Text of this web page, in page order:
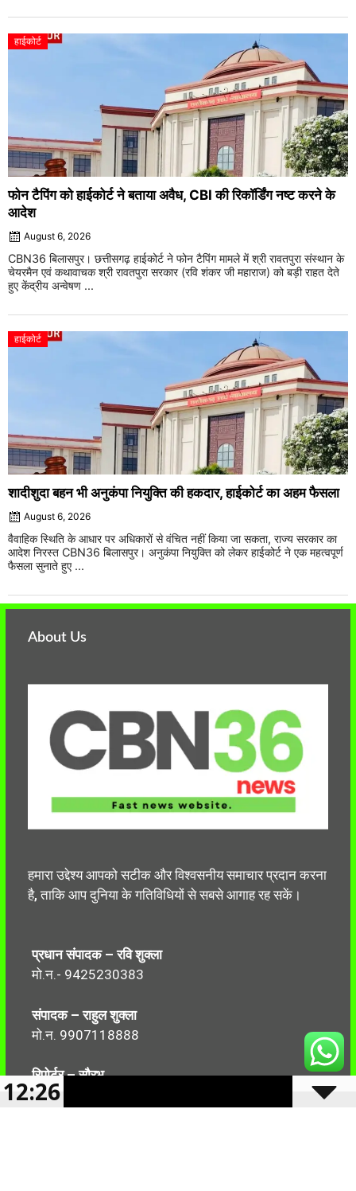
हाईकोर्ट
फोन टैपिंग को हाईकोर्ट ने बताया अवैध, CBI की रिकॉर्डिंग नष्ट करने के
आदेश
August 6, 2026
CBN36 बिलासपुर। छत्तीसगढ़ हाईकोर्ट ने फोन टैपिंग मामले में श्री रावतपुरा संस्थान के
चेयरमैन एवं कथावाचक श्री रावतपुरा सरकार (रवि शंकर जी महाराज) को बड़ी राहत देते
हुए केंद्रीय अन्वेषण ...
हाईकोर्ट
शादीशुदा बहन भी अनुकंपा नियुक्ति की हकदार, हाईकोर्ट का अहम फैसला
August 6, 2026
वैवाहिक स्थिति के आधार पर अधिकारों से वंचित नहीं किया जा सकता, राज्य सरकार का
आदेश निरस्त CBN36 बिलासपुर। अनुकंपा नियुक्ति को लेकर हाईकोर्ट ने एक महत्वपूर्ण
फैसला सुनाते हुए ...
About Us
हमारा उद्देश्य आपको सटीक और विश्वसनीय समाचार प्रदान करना
है, ताकि आप दुनिया के गतिविधियों से सबसे आगाह रह सकें।
प्रधान संपादक – रवि शुक्ला
मो.न.- 9425230383
संपादक – राहुल शुक्ला
मो.न. 9907118888
रिपोर्टर – सौरभ
मो.न.-7499999906
12:26